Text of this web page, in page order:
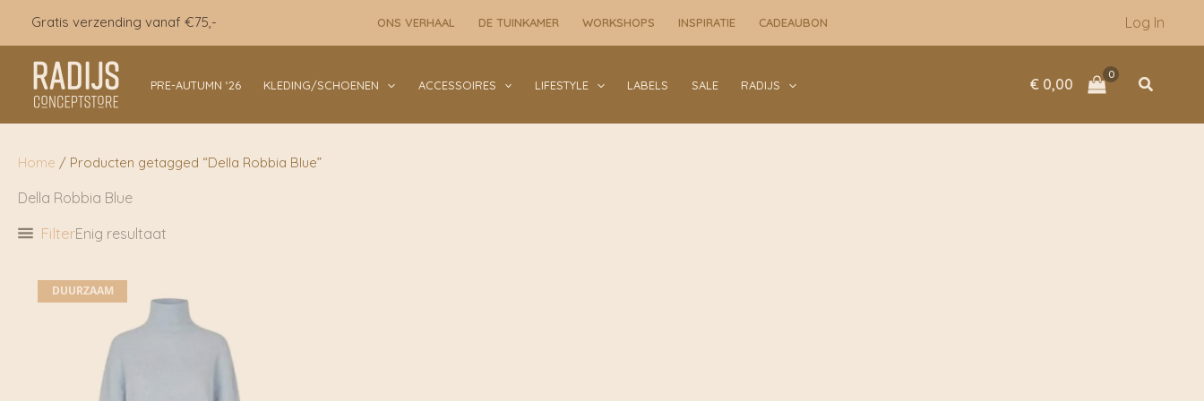
inhoud
Gratis verzending vanaf €75,- ONS VERHAAL DE TUINKAMER WORKSHOPS INSPIRATIE CADEAUBON Log In
PRE-AUTUMN ‘26 KLEDING/SCHOENEN ACCESSOIRES LIFESTYLE LABELS SALE RADIJS € 0,00 Zoeken
Home / Producten getagged “Della Robbia Blue”
Della Robbia Blue
FilterEnig resultaat
DUURZAAM